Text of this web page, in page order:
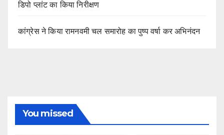
डिपो प्लांट का किया निरीक्षण
कांग्रेस ने किया रामनवमी चल समारोह का पुष्प वर्षा कर अभिनंदन
You missed